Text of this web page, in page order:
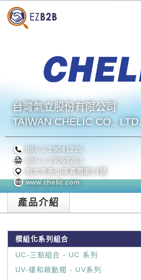
台灣氣立股份有限公司
TAIWAN CHELIC CO., LTD.
886-2-29041235
886-2-29068203
新北市泰山區貴鳳街21號
www.chelic.com
產品介紹
模組化系列組合
UC-三點組合 - UC 系列
UV-緩和啟動閥 - UV系列